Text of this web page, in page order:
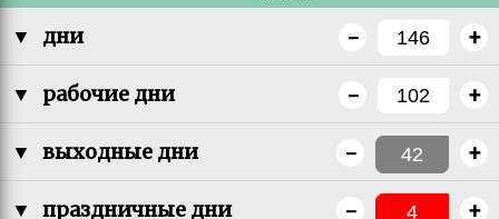
▼ дни +
-
▼ рабочие дни +
-
▼ выходные дни +
-
▼ праздничные дни +
-